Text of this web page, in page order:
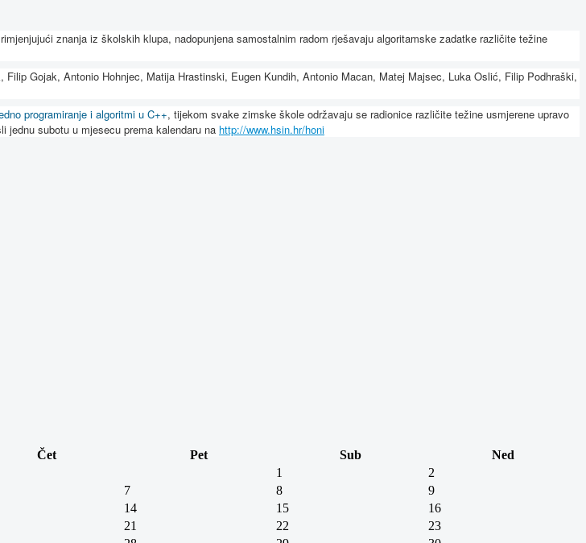
znanja iz školskih klupa, nadopunjena samostalnim radom rješavaju algoritamske zadatke različite težine
Gojak, Antonio Hohnjec, Matija Hrastinski, Eugen Kundih, Antonio Macan, Matej Majsec, Luka Oslić, Filip Podhraški,
programiranje i algoritmi u C++, tijekom svake zimske škole održavaju se radionice različite težine usmjerene upravo
subotu u mjesecu prema kalendaru na http://www.hsin.hr/honi
Čet Pet Sub
Ned
1
2
7 8
9
14 15
16
21 22
23